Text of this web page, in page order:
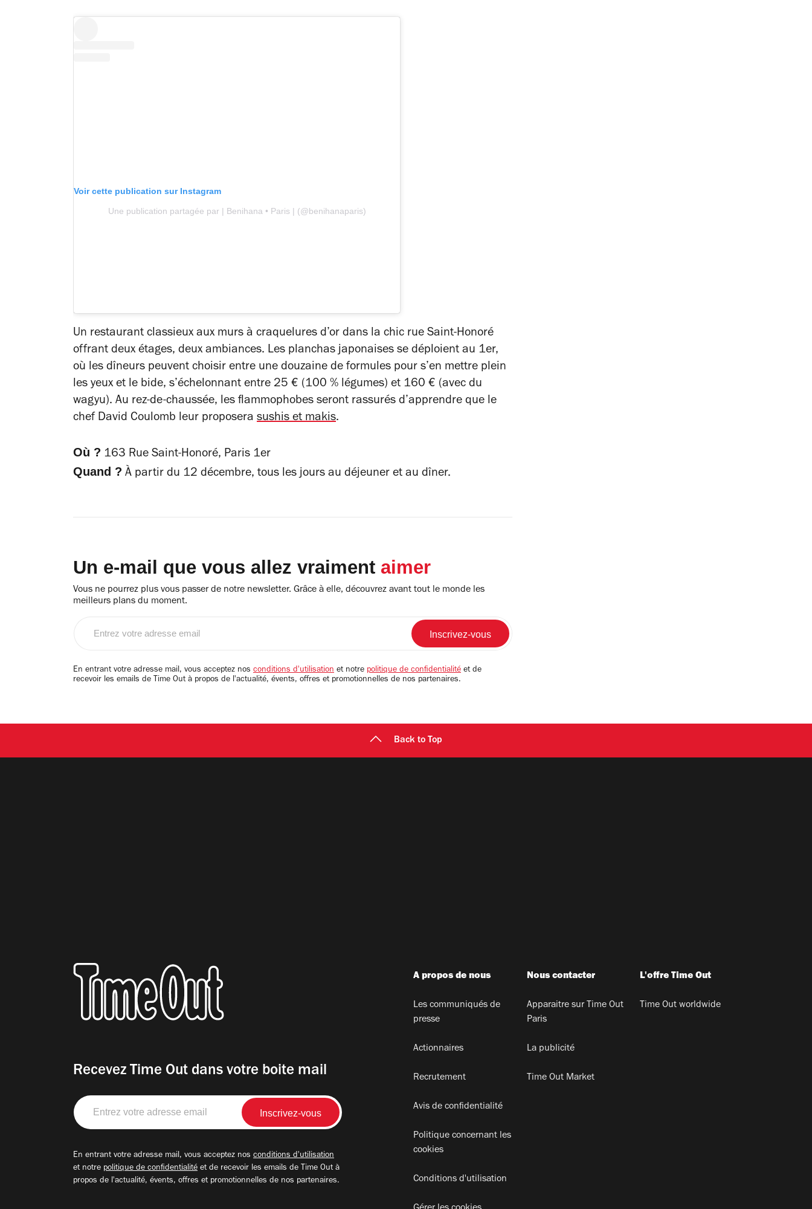
Voir cette publication sur Instagram
Une publication partagée par | Benihana • Paris | (@benihanaparis)
Un restaurant classieux aux murs à craquelures d’or dans la chic rue Saint-Honoré
offrant deux étages, deux ambiances. Les planchas japonaises se déploient au 1er,
où les dîneurs peuvent choisir entre une douzaine de formules pour s’en mettre plein
les yeux et le bide, s’échelonnant entre 25 € (100 % légumes) et 160 € (avec du
wagyu). Au rez-de-chaussée, les flammophobes seront rassurés d’apprendre que le
chef David Coulomb leur proposera sushis et makis.
Où ? 163 Rue Saint-Honoré, Paris 1er
Quand ? À partir du 12 décembre, tous les jours au déjeuner et au dîner.
Un e-mail que vous allez vraiment aimer
Vous ne pourrez plus vous passer de notre newsletter. Grâce à elle, découvrez avant tout le monde les
meilleurs plans du moment.
email
En entrant votre adresse mail, vous acceptez nos conditions d'utilisation et notre politique de confidentialité et de
recevoir les emails de Time Out à propos de l'actualité, évents, offres et promotionnelles de nos partenaires.
Back to Top
Recevez Time Out dans votre boite mail
Entrez
votre
adresse
En entrant votre adresse mail, vous acceptez nos conditions d'utilisation
et notre politique de confidentialité et de recevoir les emails de Time Out à
propos de l'actualité, évents, offres et promotionnelles de nos partenaires.
A propos de nous
Les communiqués de
presse
Actionnaires
Recrutement
Avis de confidentialité
Politique concernant les
cookies
Conditions d'utilisation
Nous contacter
Apparaitre sur Time Out
Paris
La publicité
Time Out Market
L'offre Time Out
Time Out worldwide